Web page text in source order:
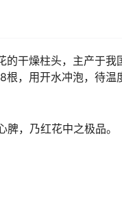
的干燥柱头，主产于我
根，用开水冲泡，待温
，乃红花中之极品。